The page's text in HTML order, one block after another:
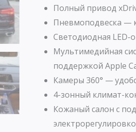
Полный привод
Пневмоподвеска —
Светодиодная LED-
Мультимедийная
поддержкой Apple
Камеры 360° —
4-зонный климат-
Кожаный салон с